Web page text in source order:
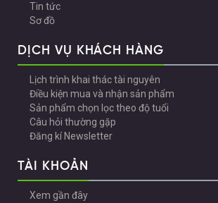
Tin tức
Sơ đồ
DỊCH VỤ KHÁCH HÀNG
Lịch trình khai thác tài nguyên
Điều kiện mua và nhận sản phẩm
Sản phẩm chọn lọc theo độ tuổi
Câu hỏi thường gặp
Đăng kí Newsletter
TÀI KHOẢN
Xem gần đây